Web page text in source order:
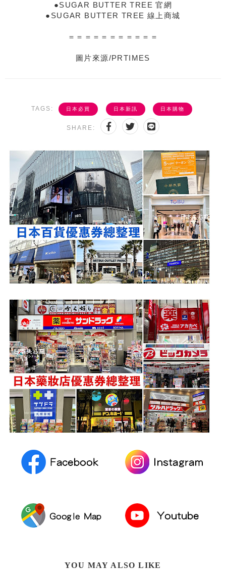
●SUGAR BUTTER TREE 官網
●SUGAR BUTTER TREE 線上商城
＝＝＝＝＝＝＝＝＝＝＝
圖片來源/PRTIMES
TAGS: 日本必買 日本新訊 日本購物
SHARE:
YOU MAY ALSO LIKE